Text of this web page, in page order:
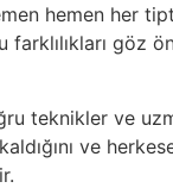
hemen her
göz
teknikler ve
ve